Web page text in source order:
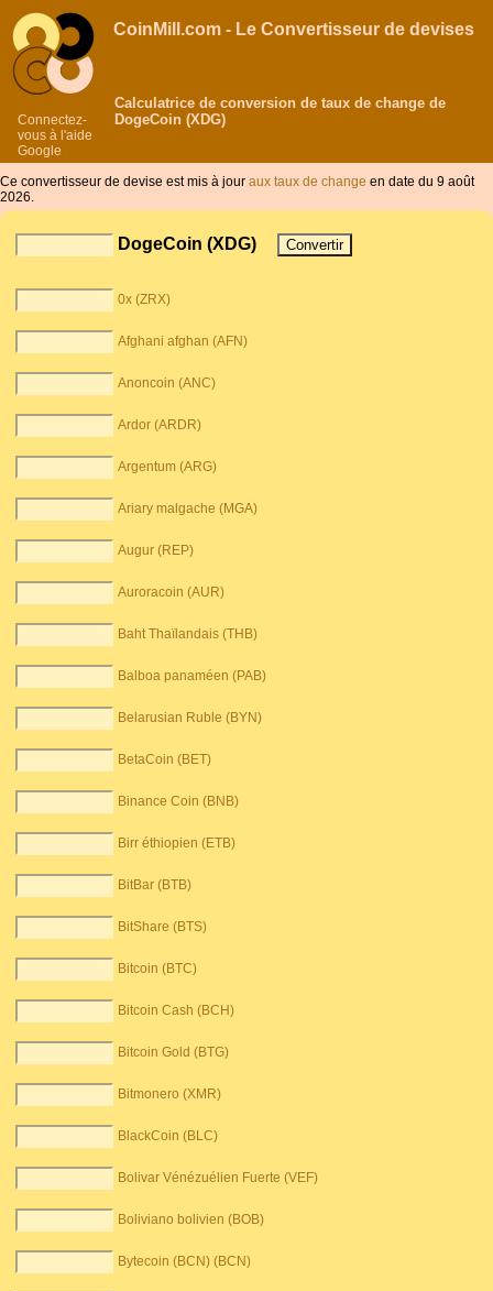
Connectez-
vous à l'aide
Google
CoinMill.com - Le Convertisseur de devises
Calculatrice de conversion de taux de change de
DogeCoin (XDG)
Ce convertisseur de devise est mis à jour aux taux de change en date du 9 août
2026.
DogeCoin (XDG)
0x (ZRX)
Afghani afghan (AFN)
Anoncoin (ANC)
Ardor (ARDR)
Argentum (ARG)
Ariary malgache (MGA)
Augur (REP)
Auroracoin (AUR)
Baht Thaïlandais (THB)
Balboa panaméen (PAB)
Belarusian Ruble (BYN)
BetaCoin (BET)
Binance Coin (BNB)
Birr éthiopien (ETB)
BitBar (BTB)
BitShare (BTS)
Bitcoin (BTC)
Bitcoin Cash (BCH)
Bitcoin Gold (BTG)
Bitmonero (XMR)
BlackCoin (BLC)
Bolivar Vénézuélien Fuerte (VEF)
Boliviano bolivien (BOB)
Bytecoin (BCN) (BCN)